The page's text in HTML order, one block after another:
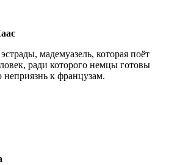
мадемуазель, которая поёт
ради которого немцы готовы
к французам.